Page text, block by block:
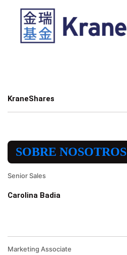
KraneShares
SOBRE NOSOTROS
Senior Sales
Carolina Badia
Marketing Associate